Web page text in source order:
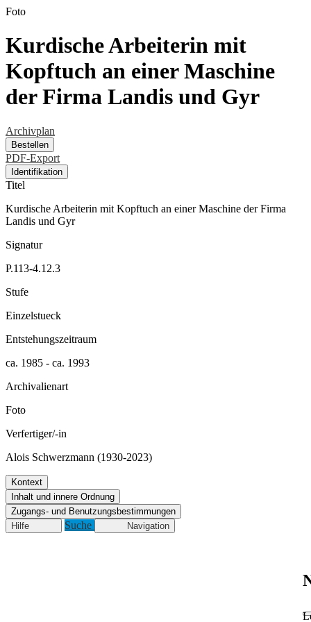
Foto
Kurdische Arbeiterin mit
Kopftuch an einer Maschine
der Firma Landis und Gyr
Archivplan
Bestellen
PDF-Export
Identifikation
Titel
Kurdische Arbeiterin mit Kopftuch an einer Maschine der Firma
Landis und Gyr
Signatur
P.113-4.12.3
Stufe
Einzelstueck
Entstehungszeitraum
ca. 1985 - ca. 1993
Archivalienart
Foto
Verfertiger/-in
Alois Schwerzmann (1930-2023)
Kontext
Inhalt und innere Ordnung
Zugangs- und Benutzungsbestimmungen
Hilfe
Suche Navigation